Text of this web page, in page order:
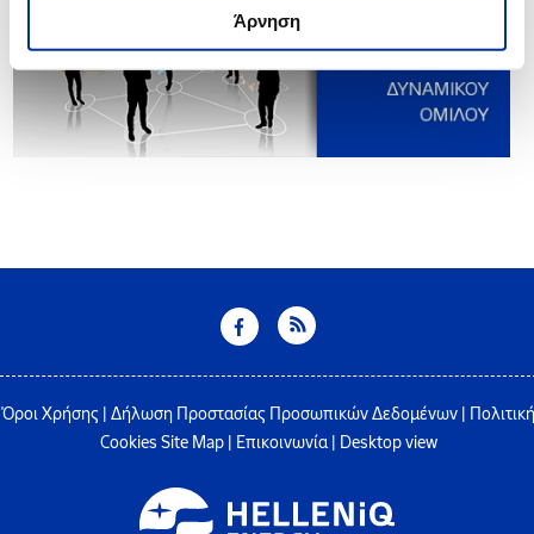
Άρνηση
Όροι Χρήσης Δήλωση Προστασίας Προσωπικών Δεδομένων
Πολιτική
Cookies Site Map| Επικοινωνία| Desktop view